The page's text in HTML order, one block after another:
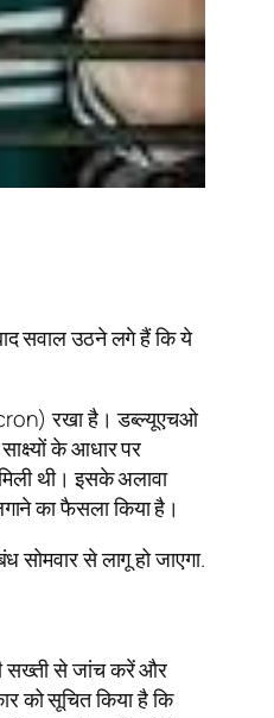
सवाल उठने लगे हैं कि ये
रखा है। डब्ल्यूएचओ
के आधार पर
थी। इसके अलावा
का फैसला किया है।
सोमवार से लागू हो जाएगा.
सख्ती से जांच करें और
को सूचित किया है कि